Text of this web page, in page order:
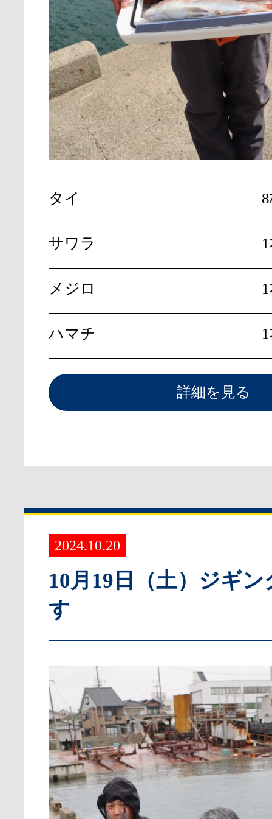
タイ
サワラ
メジロ
ハマチ
詳細を見る
2024.10.20
10月19日（土）ジギ
す